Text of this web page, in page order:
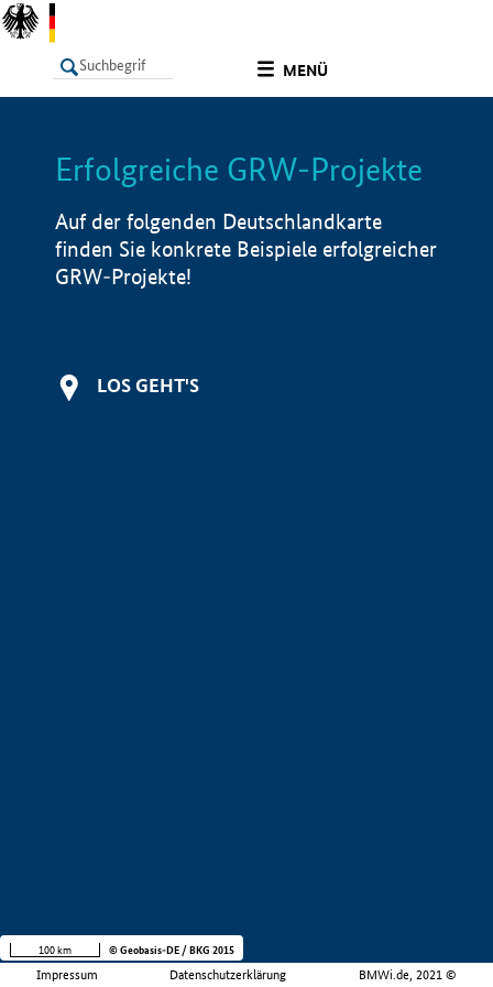
MENÜ
LISTE Info
Erfolgreiche GRW-Projekte
Auf der folgenden Deutschlandkarte
finden Sie konkrete Beispiele erfolgreicher
GRW-Projekte!
LOS GEHT'S
Impressum Datenschutzerklärung BMWi.de, 2021 ©
100 km © Geobasis-DE / BKG 2015